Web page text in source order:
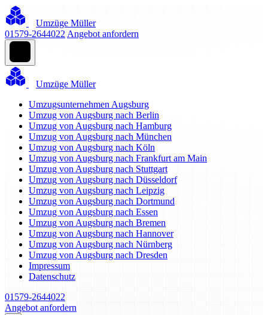
Umzüge Müller
01579-2644022 Angebot anfordern
Umzüge Müller
Umzugsunternehmen Augsburg
Umzug von Augsburg nach Berlin
Umzug von Augsburg nach Hamburg
Umzug von Augsburg nach München
Umzug von Augsburg nach Köln
Umzug von Augsburg nach Frankfurt am Main
Umzug von Augsburg nach Stuttgart
Umzug von Augsburg nach Düsseldorf
Umzug von Augsburg nach Leipzig
Umzug von Augsburg nach Dortmund
Umzug von Augsburg nach Essen
Umzug von Augsburg nach Bremen
Umzug von Augsburg nach Hannover
Umzug von Augsburg nach Nürnberg
Umzug von Augsburg nach Dresden
Impressum
Datenschutz
01579-2644022
Angebot anfordern